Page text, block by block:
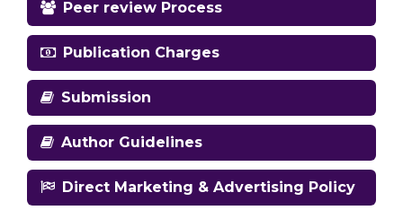
Peer review Process
Publication Charges
Submission
Author Guidelines
Direct Marketing & Advertising Policy